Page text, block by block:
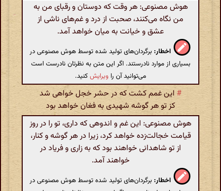
هوش مصنوعی: هر وقت که دوستان و رقبای من به
من نگاه می‌کنند، صحبت از درد و غم‌های ناشی از
عشق و خیانت به میان خواهد آمد.
اخطار: برگردان‌های تولید شده توسط هوش مصنوعی در
بسیاری از موارد نادرستند. اگر این متن به نظرتان نادرست است
می‌توانید آن را ویرایشکنید.
# این غمم کشت که در حشر خجل خواهی شد
کز تو هر گوشه شهیدی به فغان خواهد بود
هوش مصنوعی: این غم و اندوهی که داری، تو را در روز
قیامت خجالت‌زده خواهد کرد، زیرا در هر گوشه و کنار،
از تو شاهدانی خواهند بود که به زاری و فریاد در
خواهند آمد.
اخطار: برگردان‌های تولید شده توسط هوش مصنوعی در